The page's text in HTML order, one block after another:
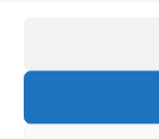
2.-
en
3.-